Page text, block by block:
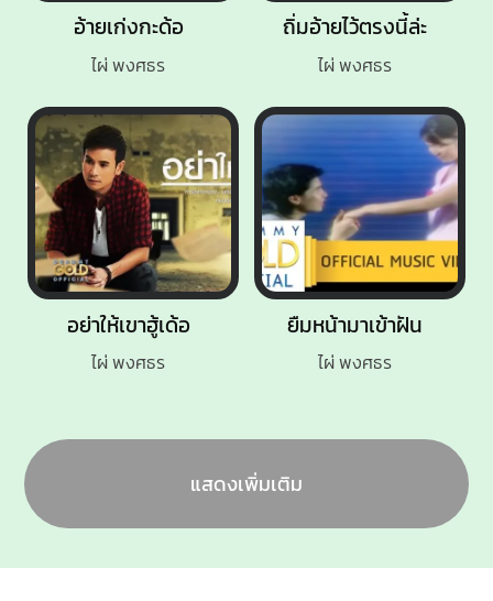
อ้ายเก่งกะด้อ
ไผ่ พงศธร
ถิ่มอ้ายไว้ตรงนี้ล่ะ
ไผ่ พงศธร
อย่าให้เขาฮู้เด้อ
ไผ่ พงศธร
ยืมหน้ามาเข้าฝัน
ไผ่ พงศธร
แสดงเพิ่มเติม